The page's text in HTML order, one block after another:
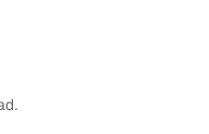
kullanım